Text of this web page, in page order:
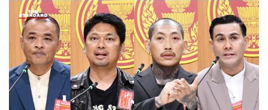
THE STANDARD TEAM
กองบรรณาธิการ THE STANDARD